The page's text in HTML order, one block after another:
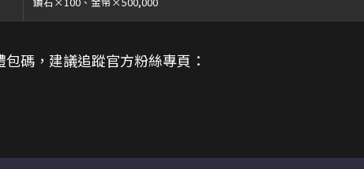
碼，建議追蹤官方粉絲專頁：